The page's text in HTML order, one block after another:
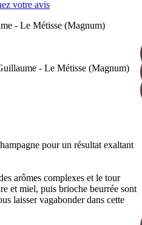
votre avis
pour un résultat exaltant
arômes complexes et le tour
et miel, puis brioche beurrée sont
laisser vagabonder dans cette